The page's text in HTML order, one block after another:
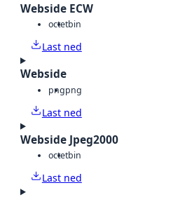
Webside ECW
octetbin
Last ned
Webside
pngpng
Last ned
Webside Jpeg2000
octetbin
Last ned